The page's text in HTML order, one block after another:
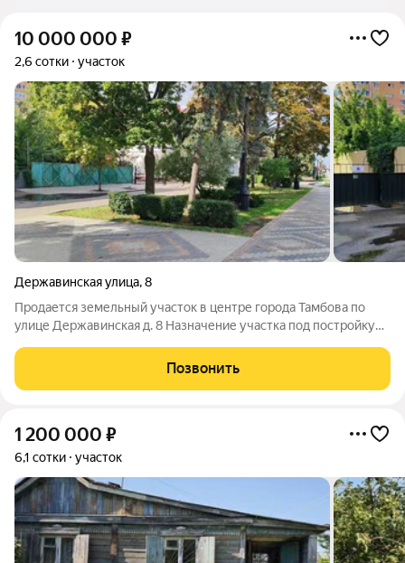
10 000 000 ₽
2,6 сотки участок
Державинская улица,8
Продается земельный участок в центре города Тамбова по
улице Державинская д. 8 Назначение участка под постройку
собственник. Цена 10 миллионов рублей. Торг возможен
напрямую с собственником
Позвонить
1 200 000 ₽
6,1 сотки участок